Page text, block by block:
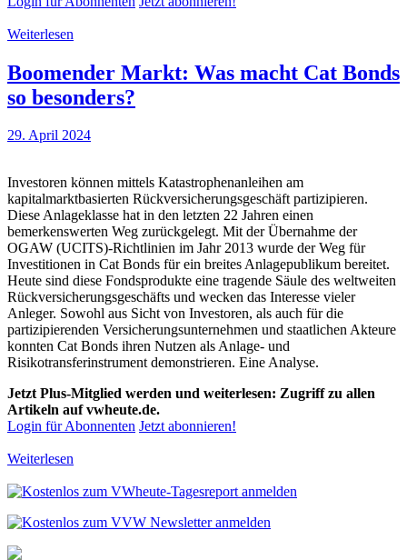
Weiterlesen
Boomender Markt: Was macht Cat Bonds
so besonders?
29. April 2024
Investoren können mittels Katastrophenanleihen am
kapitalmarktbasierten Rückversicherungsgeschäft partizipieren.
Diese Anlageklasse hat in den letzten 22 Jahren einen
bemerkenswerten Weg zurückgelegt. Mit der Übernahme der
OGAW (UCITS)-Richtlinien im Jahr 2013 wurde der Weg für
Investitionen in Cat Bonds für ein breites Anlagepublikum bereitet.
Heute sind diese Fondsprodukte eine tragende Säule des weltweiten
Rückversicherungsgeschäfts und wecken das Interesse vieler
Anleger. Sowohl aus Sicht von Investoren, als auch für die
partizipierenden Versicherungsunternehmen und staatlichen Akteure
konnten Cat Bonds ihren Nutzen als Anlage- und
Risikotransferinstrument demonstrieren. Eine Analyse.
Jetzt Plus-Mitglied werden und weiterlesen: Zugriff zu allen
Artikeln auf vwheute.de.
Login für Abonnenten Jetzt abonnieren!
Weiterlesen